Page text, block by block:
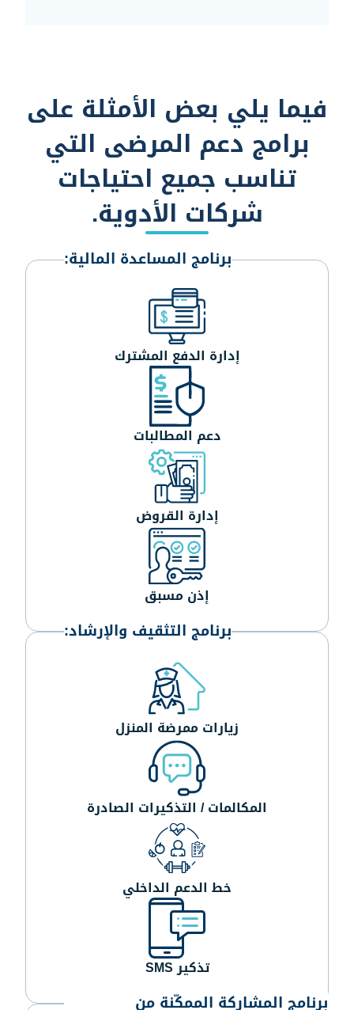
فيما يلي بعض الأمثلة على
برامج دعم المرضى التي
تناسب جميع احتياجات
شركات الأدوية.
برنامج المساعدة المالية:
إدارة الدفع المشترك
دعم المطالبات
إدارة القروض
إذن مسبق
برنامج التثقيف والإرشاد:
زيارات ممرضة المنزل
المكالمات / التذكيرات الصادرة
خط الدعم الداخلي
تذكير SMS
برنامج المشاركة الممكّنة من